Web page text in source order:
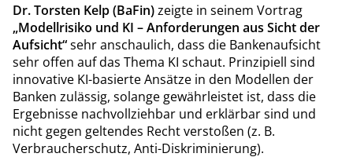
Dr. Torsten Kelp (BaFin)zeigte in seinem Vortrag
„Modellrisiko und KI – Anforderungen aus Sicht der
Aufsicht“sehr anschaulich, dass die Bankenaufsicht
sehr offen auf das Thema KI schaut. Prinzipiell sind
innovative KI-basierte Ansätze in den Modellen der
Banken zulässig, solange gewährleistet ist, dass die
Ergebnisse nachvollziehbar und erklärbar sind und
nicht gegen geltendes Recht verstoßen (z. B.
Verbraucherschutz, Anti-Diskriminierung).